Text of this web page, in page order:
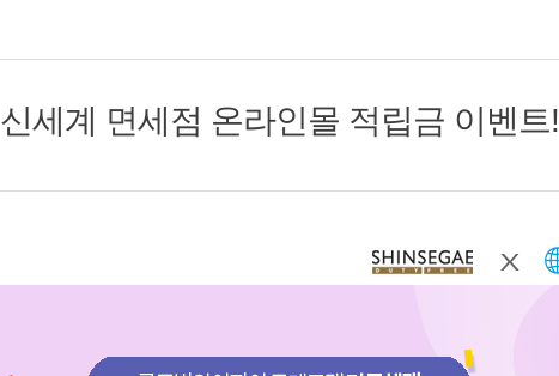
신세계 면세점 온라인몰 적립금 이벤트!